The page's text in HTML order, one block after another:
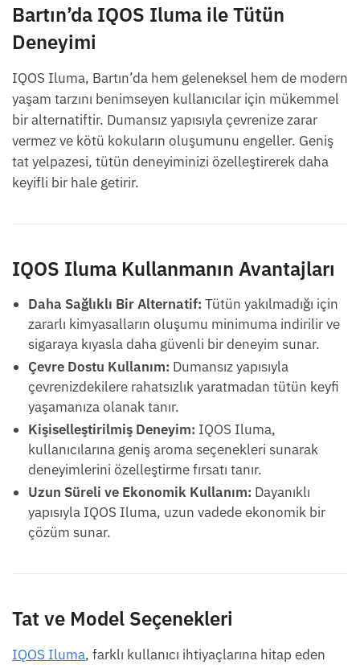
Bartın’da IQOS Iluma ile Tütün
Deneyimi
IQOS Iluma, Bartın’da hem geleneksel hem de modern
yaşam tarzını benimseyen kullanıcılar için mükemmel
bir alternatiftir. Dumansız yapısıyla çevrenize zarar
vermez ve kötü kokuların oluşumunu engeller. Geniş
tat yelpazesi, tütün deneyiminizi özelleştirerek daha
keyifli bir hale getirir.
IQOS Iluma Kullanmanın Avantajları
Daha Sağlıklı Bir Alternatif: Tütün yakılmadığı için
zararlı kimyasalların oluşumu minimuma indirilir ve
sigaraya kıyasla daha güvenli bir deneyim sunar.
Çevre Dostu Kullanım: Dumansız yapısıyla
çevrenizdekilere rahatsızlık yaratmadan tütün keyfi
yaşamanıza olanak tanır.
Kişiselleştirilmiş Deneyim: IQOS Iluma,
kullanıcılarına geniş aroma seçenekleri sunarak
deneyimlerini özelleştirme fırsatı tanır.
Uzun Süreli ve Ekonomik Kullanım: Dayanıklı
yapısıyla IQOS Iluma, uzun vadede ekonomik bir
çözüm sunar.
Tat ve Model Seçenekleri
IQOS Iluma, farklı kullanıcı ihtiyaçlarına hitap eden